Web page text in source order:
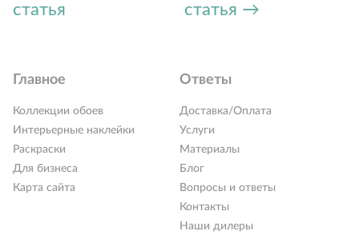
статья
статья →
Главное
Коллекции обоев
Интерьерные наклейки
Раскраски
Для бизнеса
Карта сайта
Ответы
Доставка/Оплата
Услуги
Материалы
Блог
Вопросы и ответы
Контакты
Наши дилеры